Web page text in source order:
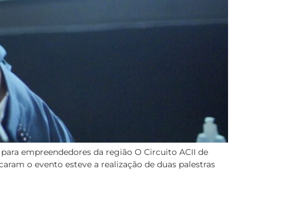
empreendedores da região O Circuito ACII de
o evento esteve a realização de duas palestras